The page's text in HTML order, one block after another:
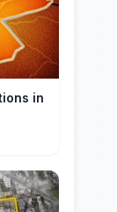
in